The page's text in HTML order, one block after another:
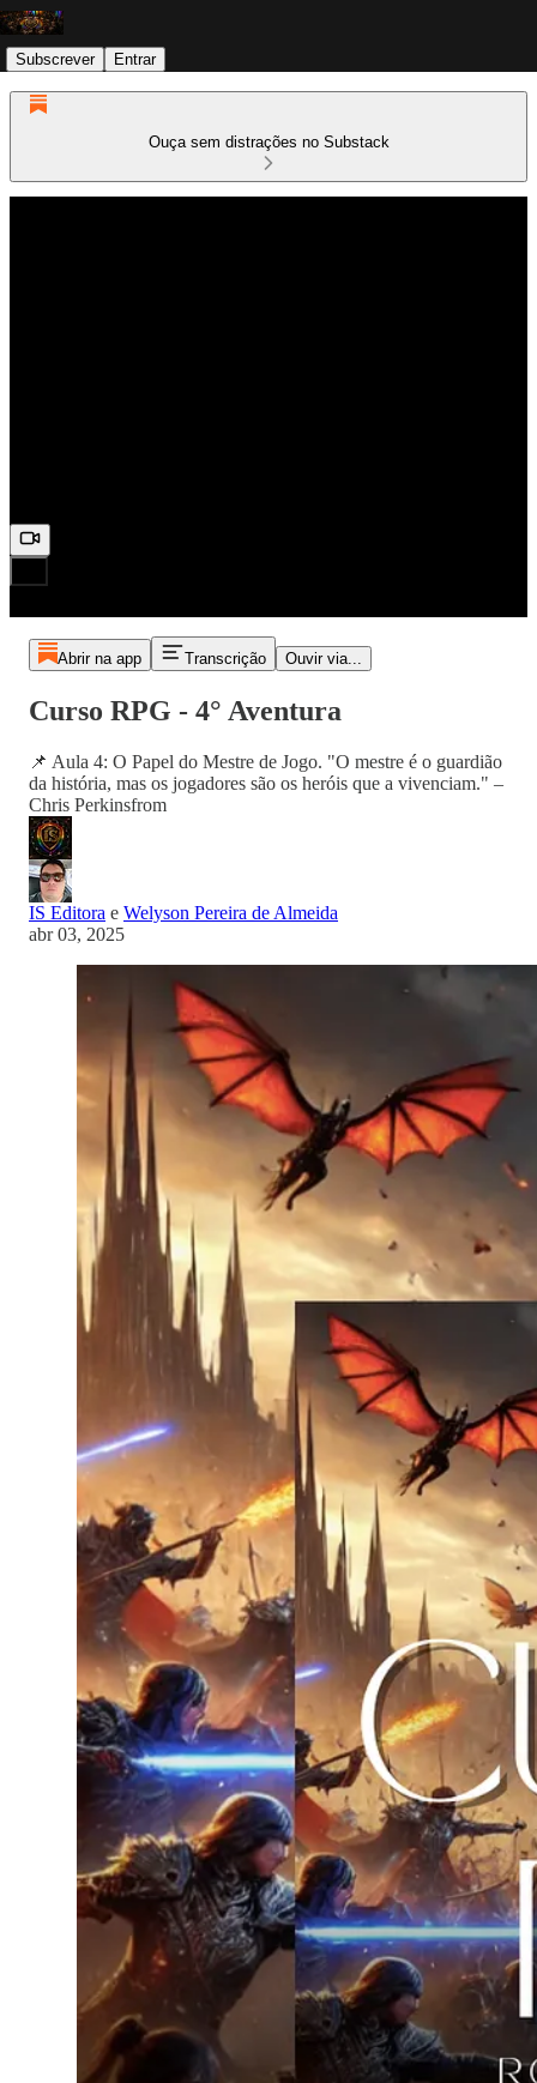
Subscrever Entrar
Ouça sem distrações no Substack
Abrir na app Transcrição Ouvir via...
Curso RPG - 4° Aventura
📌 Aula 4: O Papel do Mestre de Jogo. "O mestre é o guardião
da história, mas os jogadores são os heróis que a vivenciam." –
Chris Perkinsfrom
IS Editora e Welyson Pereira de Almeida
abr 03, 2025